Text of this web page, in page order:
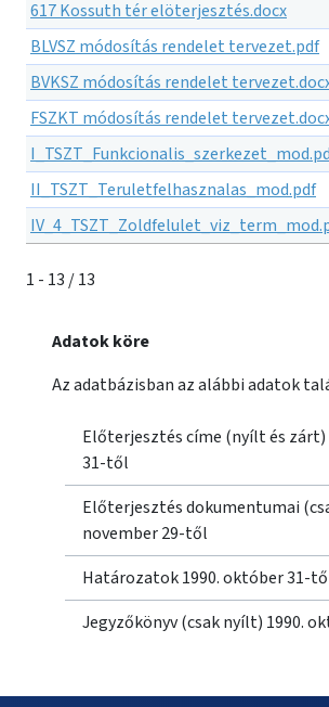
617 Kossuth tér elöterjesztés.docx
BLVSZ módosítás rendelet tervezet.pdf
BVKSZ módosítás rendelet
FSZKT módosítás rendelet
II_TSZT_Teruletfelhasznalas_mod.pdf
1 - 13 / 13
Adatok köre
Az adatbázisban az alábbi adatok
Előterjesztés címe (nyílt és zárt)
31-től
Előterjesztés dokumentumai
november 29-től
Határozatok 1990. október 31-
Jegyzőkönyv (csak nyílt) 1990.